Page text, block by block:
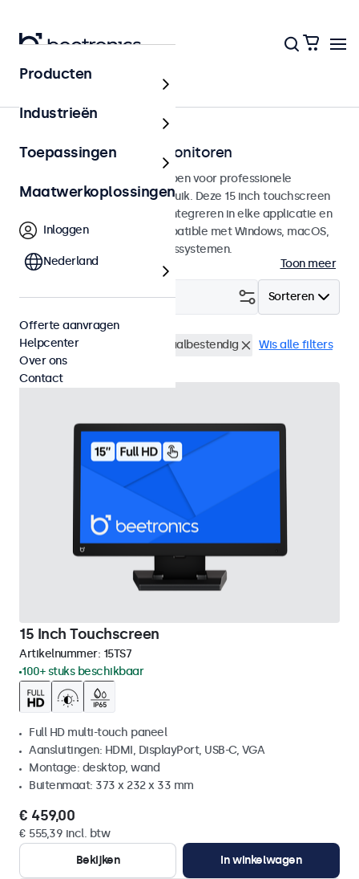
Touchscreens
15 inch touchscreen monitoren
15 inch touchscreens ontworpen voor professionele
toepassingen en continu gebruik. Deze 15 inch touchscreen
monitoren zijn eenvoudig te integreren in elke applicatie en
iedere omgeving en zijn compatible met Windows, macOS,
ChromeOS en Linux besturingssystemen.
Toon meer
Sorteren
Filter (4)
15 inch touchscreens Vandaalbestendig Wis alle filters
15 Inch Touchscreen
Artikelnummer: 15TS7
100+ stuks beschikbaar
Full HD multi-touch paneel
Aansluitingen: HDMI, DisplayPort, USB-C, VGA
Montage: desktop, wand
Buitenmaat: 373 x 232 x 33 mm
€ 459,00
€ 555,39 incl. btw
Bekijken
In winkelwagen
Producten
Industrieën
Toepassingen
Maatwerkoplossingen
Inloggen
Nederland
Offerte aanvragen
Helpcenter
Over ons
Contact